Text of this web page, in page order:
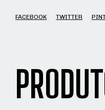
FACEBOOK TWITTER